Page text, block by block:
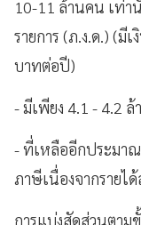
10-11 ล้านคน เท่
รายการ (ภ.ง.ด.) (มี
บาทต่อปี)
- มีเพียง 4.1 - 4.2
- ที่เหลืออีกประมา
ภาษีเนื่องจากรายไ
การแบ่งสัดส่วนตา